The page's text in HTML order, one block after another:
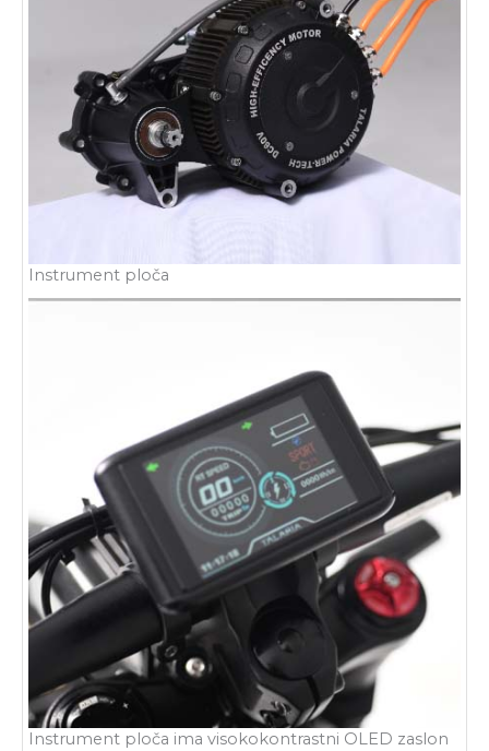
Instrument ploča
Instrument ploča ima visokokontrastni OLED zaslon